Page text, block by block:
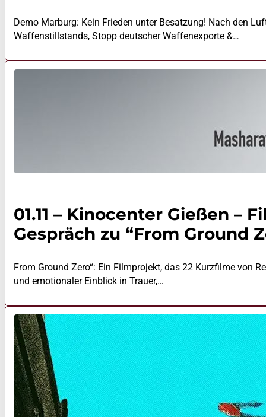
Demo Marburg: Kein Frieden unter Besatzung! Nach den
Waffenstillstands, Stopp deutscher Waffenexporte &…
01.11 – Kinocenter Gießen –
Gespräch zu “From Ground
From Ground Zero“: Ein Filmprojekt, das 22 Kurzfilme von
und emotionaler Einblick in Trauer,…